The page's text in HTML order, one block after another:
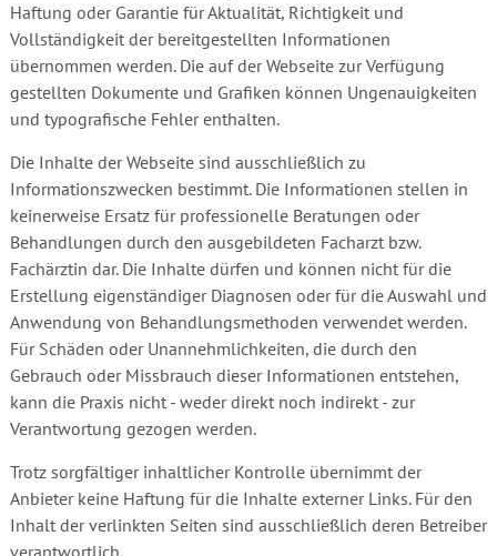
Haftung oder Garantie für Aktualität, Richtigkeit und
Vollständigkeit der bereitgestellten Informationen
übernommen werden. Die auf der Webseite zur Verfügung
gestellten Dokumente und Grafiken können Ungenauigkeiten
und typografische Fehler enthalten.
Die Inhalte der Webseite sind ausschließlich zu
Informationszwecken bestimmt. Die Informationen stellen in
keinerweise Ersatz für professionelle Beratungen oder
Behandlungen durch den ausgebildeten Facharzt bzw.
Fachärztin dar. Die Inhalte dürfen und können nicht für die
Erstellung eigenständiger Diagnosen oder für die Auswahl und
Anwendung von Behandlungsmethoden verwendet werden.
Für Schäden oder Unannehmlichkeiten, die durch den
Gebrauch oder Missbrauch dieser Informationen entstehen,
kann die Praxis nicht - weder direkt noch indirekt - zur
Verantwortung gezogen werden.
Trotz sorgfältiger inhaltlicher Kontrolle übernimmt der
Anbieter keine Haftung für die Inhalte externer Links. Für den
Inhalt der verlinkten Seiten sind ausschließlich deren Betreiber
verantwortlich.